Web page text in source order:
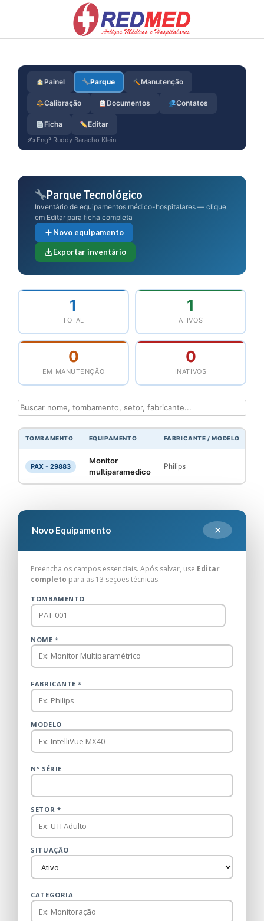
Painel Parque Manutenção
Calibração Documentos Contatos
Ficha Editar
✍️ Engº Ruddy Baracho Klein
Parque Tecnológico
Inventário de equipamentos médico-hospitalares — clique
em Editar para ficha completa
Novo equipamento
Exportar inventário
1
TOTAL
1
ATIVOS
0
EM MANUTENÇÃO
0
INATIVOS
TOMBAMENTO EQUIPAMENTO FABRICANTE / MODELO
PAX - 29883
Monitor
multiparamedico
Philips
Novo Equipamento ✕
Preencha os campos essenciais. Após salvar, use Editar
completo para as 13 seções técnicas.
TOMBAMENTO
NOME *
FABRICANTE *
MODELO
Nº SÉRIE
SETOR *
SITUAÇÃO
CATEGORIA